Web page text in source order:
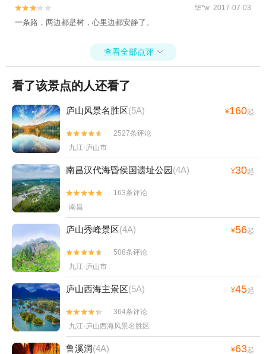

 华*w 2017-07-03
一条路，两边都是树，心里边都安静了。
查看全部点评 
看了该景点的人还看了
庐山风景名胜区(5A) ¥160起


2527条评论
九江·庐山市
南昌汉代海昏侯国遗址公园(4A) ¥30起


163条评论
南昌
庐山秀峰景区(4A) ¥56起


508条评论
九江·庐山市
庐山西海主景区(5A) ¥45起


364条评论
九江·庐山西海风景名胜区
鲁溪洞(4A) ¥63起